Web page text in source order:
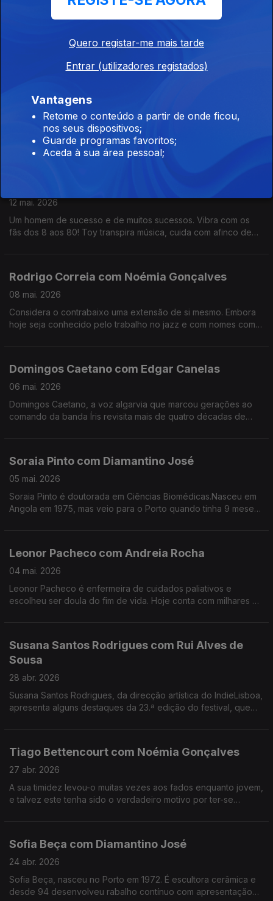
14 mai. 2026
anos. Já recebeu vários prémios, é autor de diversos livros e
participa em exposições individuais ou de grupo. Para ele,
fotografar é o ar que respira.
13 mai. 2026
Tem uma carreira a solo, faz parte dos Adiafa desde os 17
anos, estudou jazz, é ensaiador de grupos vocais, um deles
no estabelecimento prisional de Évora. Bernardo Emídio tem o
12 mai. 2026
Um homem de sucesso e de muitos sucessos. Vibra com os
fãs dos 8 aos 80! Toy transpira música, cuida com afinco de
Rodrigo Correia com Noémia Gonçalves
08 mai. 2026
Considera o contrabaixo uma extensão de si mesmo. Embora
hoje seja conhecido pelo trabalho no jazz e com nomes como
Domingos Caetano com Edgar Canelas
06 mai. 2026
Domingos Caetano, a voz algarvia que marcou gerações ao
comando da banda Íris revisita mais de quatro décadas de
Soraia Pinto com Diamantino José
05 mai. 2026
Soraia Pinto é doutorada em Ciências Biomédicas.Nasceu em
Angola em 1975, mas veio para o Porto quando tinha 9 meses.
Leonor Pacheco com Andreia Rocha
04 mai. 2026
Leonor Pacheco é enfermeira de cuidados paliativos e
escolheu ser doula do fim de vida. Hoje conta com milhares de
Susana Santos Rodrigues com Rui Alves de
Sousa
28 abr. 2026
Susana Santos Rodrigues, da direcção artística do IndieLisboa,
apresenta alguns destaques da 23.ª edição do festival, que
Tiago Bettencourt com Noémia Gonçalves
27 abr. 2026
A sua timidez levou-o muitas vezes aos fados enquanto jovem,
e talvez este tenha sido o verdadeiro motivo por ter-se
Sofia Beça com Diamantino José
24 abr. 2026
Sofia Beça, nasceu no Porto em 1972. É escultora cerâmica e
desde 94 desenvolveu rabalho contínuo com apresentação
Quero registar-me mais tarde
Entrar (utilizadores registados)
Vantagens
Retome o conteúdo a partir de onde ficou,
nos seus dispositivos;
Guarde programas favoritos;
Aceda à sua área pessoal;